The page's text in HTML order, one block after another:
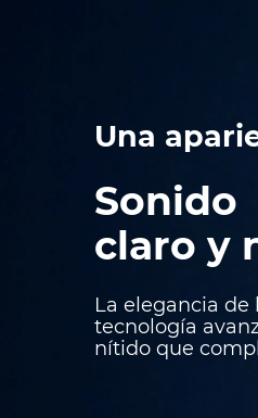
Una
Sonido
claro y
La elegancia de
tecnología
nítido que